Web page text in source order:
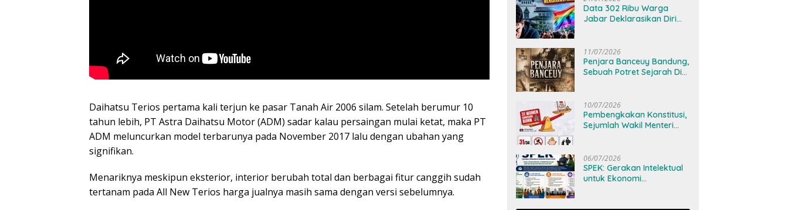
Daihatsu Terios pertama kali terjun ke pasar Tanah Air 2006 silam. Setelah berumur 10
tahun lebih, PT Astra Daihatsu Motor (ADM) sadar kalau persaingan mulai ketat, maka PT
ADM meluncurkan model terbarunya pada November 2017 lalu dengan ubahan yang
signifikan.
Menariknya meskipun eksterior, interior berubah total dan berbagai fitur canggih sudah
tertanam pada All New Terios harga jualnya masih sama dengan versi sebelumnya.
Data 302 Ribu Warga
Jabar Deklarasikan Diri
11/07/2026
Penjara Banceuy Bandung,
Sebuah Potret Sejarah Di
10/07/2026
Pembengkakan Konstitusi,
Sejumlah Wakil Menteri
06/07/2026
SPEK: Gerakan Intelektual
untuk Ekonomi